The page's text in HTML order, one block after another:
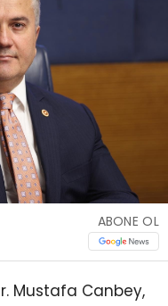
ABONE OL
Mustafa Canbey,